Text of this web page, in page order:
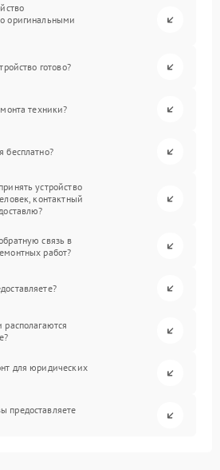
оригинальными
готово?
техники?
бесплатно?
устройство
контактный
связь в
работ?
для юридических
предоставляете